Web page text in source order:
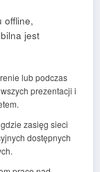
offline,
jest
lub podczas
prezentacji i
zasięg sieci
dostępnych